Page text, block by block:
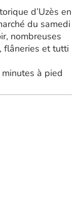
d’Uzès en
du samedi
nombreuses
flâneries et tutti
à pied